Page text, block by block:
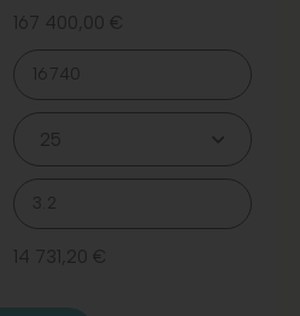
167 400,00 €
14 731,20 €